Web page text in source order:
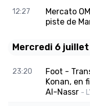
12:27
Mercato
piste de
Mercredi 6
23:20
Foot -
Konan, en
Al-Nassr -